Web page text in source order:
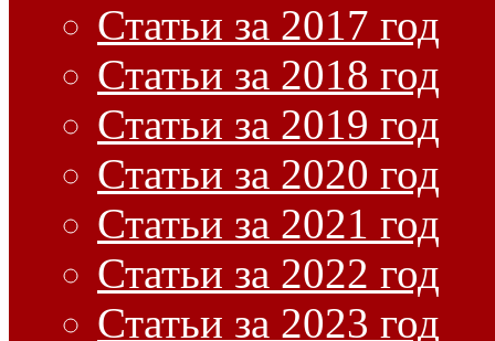
Статьи за 2017 год
Статьи за 2018 год
Статьи за 2019 год
Статьи за 2020 год
Статьи за 2021 год
Статьи за 2022 год
Статьи за 2023 год